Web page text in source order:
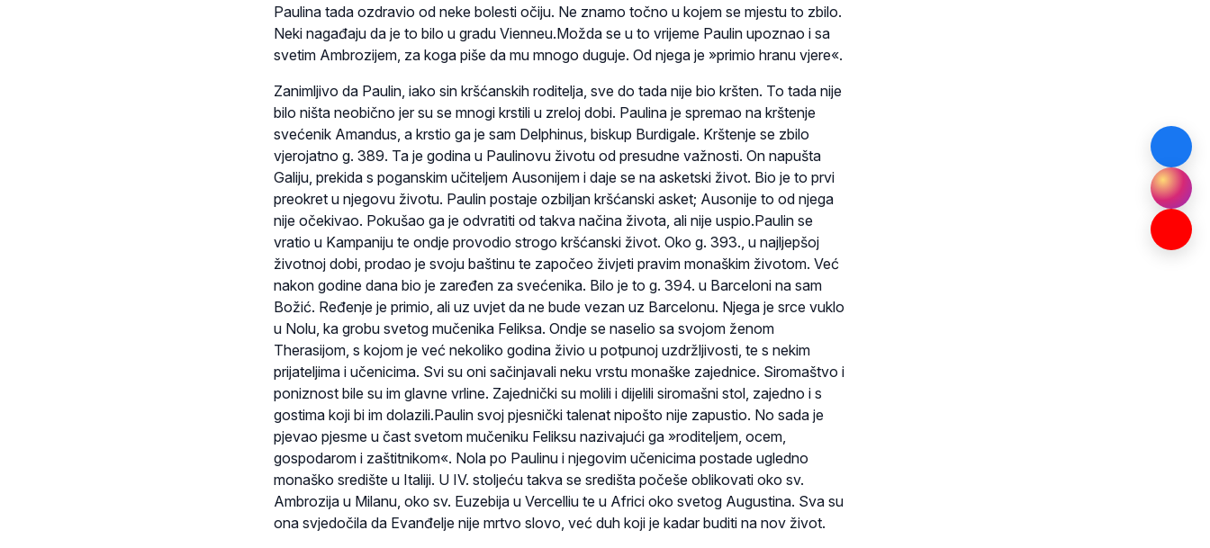
Paulina tada ozdravio od neke bolesti očiju. Ne znamo točno u kojem se mjestu to zbilo.
Neki nagađaju da je to bilo u gradu Vienneu.Možda se u to vrijeme Paulin upoznao i sa
svetim Ambrozijem, za koga piše da mu mnogo duguje. Od njega je »primio hranu vjere«.
Zanimljivo da Paulin, iako sin kršćanskih roditelja, sve do tada nije bio kršten. To tada nije
bilo ništa neobično jer su se mnogi krstili u zreloj dobi. Paulina je spremao na krštenje
svećenik Amandus, a krstio ga je sam Delphinus, biskup Burdigale. Krštenje se zbilo
vjerojatno g. 389. Ta je godina u Paulinovu životu od presudne važnosti. On napušta
Galiju, prekida s poganskim učiteljem Ausonijem i daje se na asketski život. Bio je to prvi
preokret u njegovu životu. Paulin postaje ozbiljan kršćanski asket; Ausonije to od njega
nije očekivao. Pokušao ga je odvratiti od takva načina života, ali nije uspio.Paulin se
vratio u Kampaniju te ondje provodio strogo kršćanski život. Oko g. 393., u najljepšoj
životnoj dobi, prodao je svoju baštinu te započeo živjeti pravim monaškim životom. Već
nakon godine dana bio je zaređen za svećenika. Bilo je to g. 394. u Barceloni na sam
Božić. Ređenje je primio, ali uz uvjet da ne bude vezan uz Barcelonu. Njega je srce vuklo
u Nolu, ka grobu svetog mučenika Feliksa. Ondje se naselio sa svojom ženom
Therasijom, s kojom je već nekoliko godina živio u potpunoj uzdržljivosti, te s nekim
prijateljima i učenicima. Svi su oni sačinjavali neku vrstu monaške zajednice. Siromaštvo i
poniznost bile su im glavne vrline. Zajednički su molili i dijelili siromašni stol, zajedno i s
gostima koji bi im dolazili.Paulin svoj pjesnički talenat nipošto nije zapustio. No sada je
pjevao pjesme u čast svetom mučeniku Feliksu nazivajući ga »roditeljem, ocem,
gospodarom i zaštitnikom«. Nola po Paulinu i njegovim učenicima postade ugledno
monaško središte u Italiji. U IV. stoljeću takva se središta počeše oblikovati oko sv.
Ambrozija u Milanu, oko sv. Euzebija u Vercelliu te u Africi oko svetog Augustina. Sva su
ona svjedočila da Evanđelje nije mrtvo slovo, već duh koji je kadar buditi na nov život.